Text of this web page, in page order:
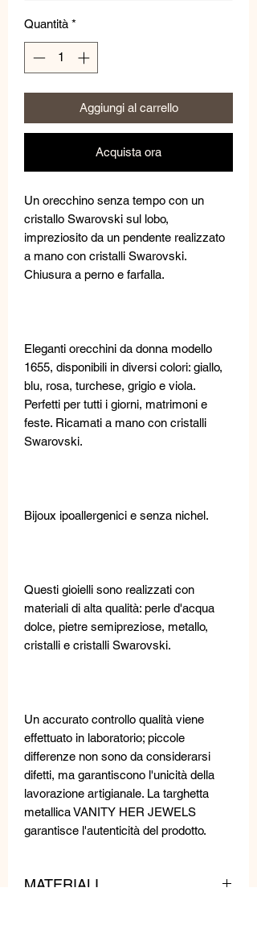
Quantità *
Aggiungi al carrello
Acquista ora
Un orecchino senza tempo con un
cristallo Swarovski sul lobo,
impreziosito da un pendente realizzato
a mano con cristalli Swarovski.
Chiusura a perno e farfalla.
Eleganti orecchini da donna modello
1655, disponibili in diversi colori: giallo,
blu, rosa, turchese, grigio e viola.
Perfetti per tutti i giorni, matrimoni e
feste. Ricamati a mano con cristalli
Swarovski.
Bijoux ipoallergenici e senza nichel.
Questi gioielli sono realizzati con
materiali di alta qualità: perle d'acqua
dolce, pietre semipreziose, metallo,
cristalli e cristalli Swarovski.
Un accurato controllo qualità viene
effettuato in laboratorio; piccole
differenze non sono da considerarsi
difetti, ma garantiscono l'unicità della
lavorazione artigianale. La targhetta
metallica VANITY HER JEWELS
garantisce l'autenticità del prodotto.
MATERIALI